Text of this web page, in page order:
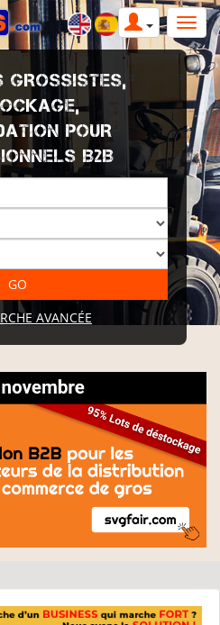
GROSSISTES,
POUR
B2B
AVANCÉE